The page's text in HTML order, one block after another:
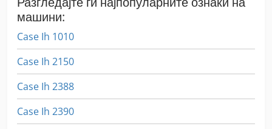
машини:
Case Ih 1010
Case Ih 2150
Case Ih 2388
Case Ih 2390